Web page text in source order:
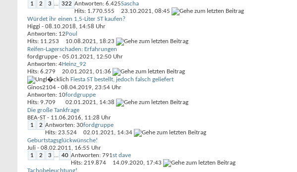
1
2 3 ... 322 Antworten: 6.425
Hits: 1.770.555
Sascha
23.10.2021, 08:45
Würdet ihr einen 1,5-Liter ST kaufen?
Higgi - 08.10.2018, 14:58 Uhr
Antworten: 12
Hits: 11.253
Poul
10.08.2021, 18:23
Reifen-Lagerschaden: Erfahrungen
fordgruppe - 05.01.2021, 12:50 Uhr
Antworten: 4
Hits: 6.279
Heinz_92
20.01.2021, 01:36
Fiesta ST bestellt, jedoch falsch geliefert
Ginos2104 - 08.04.2019, 23:54 Uhr
Antworten: 10
Hits: 9.709
fordgruppe
02.01.2021, 14:38
Die große Tankfrage
BEA-ST- 11.06.2016, 11:28 Uhr
1
2 Antworten: 30
Hits: 23.524
fordgruppe
02.01.2021, 14:34
Geburtstagsglückwünsche!
Juli - 08.02.2011, 16:55 Uhr
1
2 3 ... 40 Antworten: 791
Hits: 219.874
st dave
14.09.2020, 17:43